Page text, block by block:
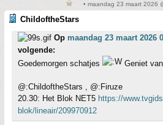
• maandag 23 maart 2026
ChildoftheStars
Op maandag 23 maart 2026
volgende:
Goedemorgen schatjes
Geniet
@:ChildoftheStars , @:Firuze
20.30: Het Blok NET5 https://
blok/lineair/209970912